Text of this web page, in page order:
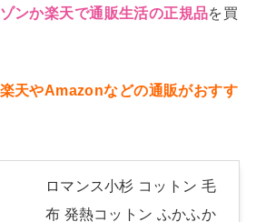
ンか楽天で通販生活の正規品を買
天やAmazonなどの通販がおすす
ロマンス小杉 コットン 毛
布 発熱コットン ふかふか